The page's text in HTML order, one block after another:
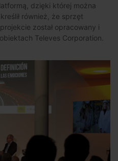
dzięki której można
również, że sprzęt
został opracowany i
Televes Corporation.